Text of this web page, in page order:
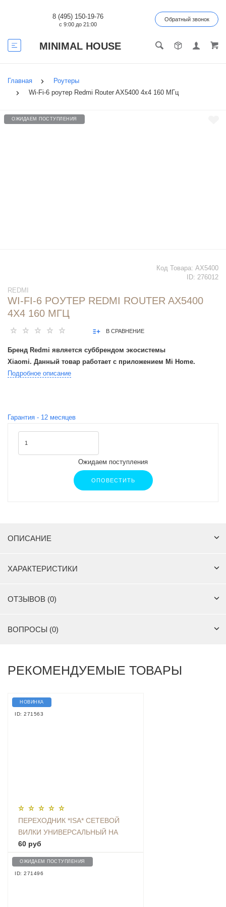
MINIMAL HOUSE
8 (495) 150-19-76
с 9:00 до 21:00
Обратный звонок
Главная
Роутеры
Wi-Fi-6 роутер Redmi Router AX5400 4х4 160 МГц
ОЖИДАЕМ ПОСТУПЛЕНИЯ
Код Товара: AX5400
ID: 276012
REDMI
WI-FI-6 РОУТЕР REDMI ROUTER AX5400
4Х4 160 МГЦ
В СРАВНЕНИЕ
Бренд Redmi является суббрендом экосистемы
Xiaomi. Данный товар работает с приложением Mi Home.
Подробное описание
Гарантия - 12 месяцев
Ожидаем поступления
ОПОВЕСТИТЬ
ОПИСАНИЕ
ХАРАКТЕРИСТИКИ
ОТЗЫВОВ (0)
ВОПРОСЫ (0)
РЕКОМЕНДУЕМЫЕ ТОВАРЫ
НОВИНКА
ID: 271563
ПЕРЕХОДНИК *ISA* СЕТЕВОЙ
ВИЛКИ УНИВЕРСАЛЬНЫЙ НА
ЕВРО С ЗАЗЕМЛЕНИЕМ KT-168
60 руб
ОЖИДАЕМ ПОСТУПЛЕНИЯ
ID: 271496